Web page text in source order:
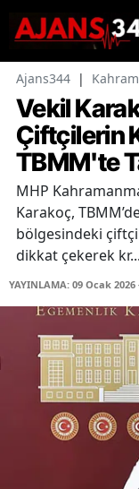
Ajans344 |
Vekil
Çiftçilerin
TBMM'te
MHP
Karakoç,
bölgesindeki
dikkat çekerek kr...
YAYINLAMA: 09 Ocak 2026